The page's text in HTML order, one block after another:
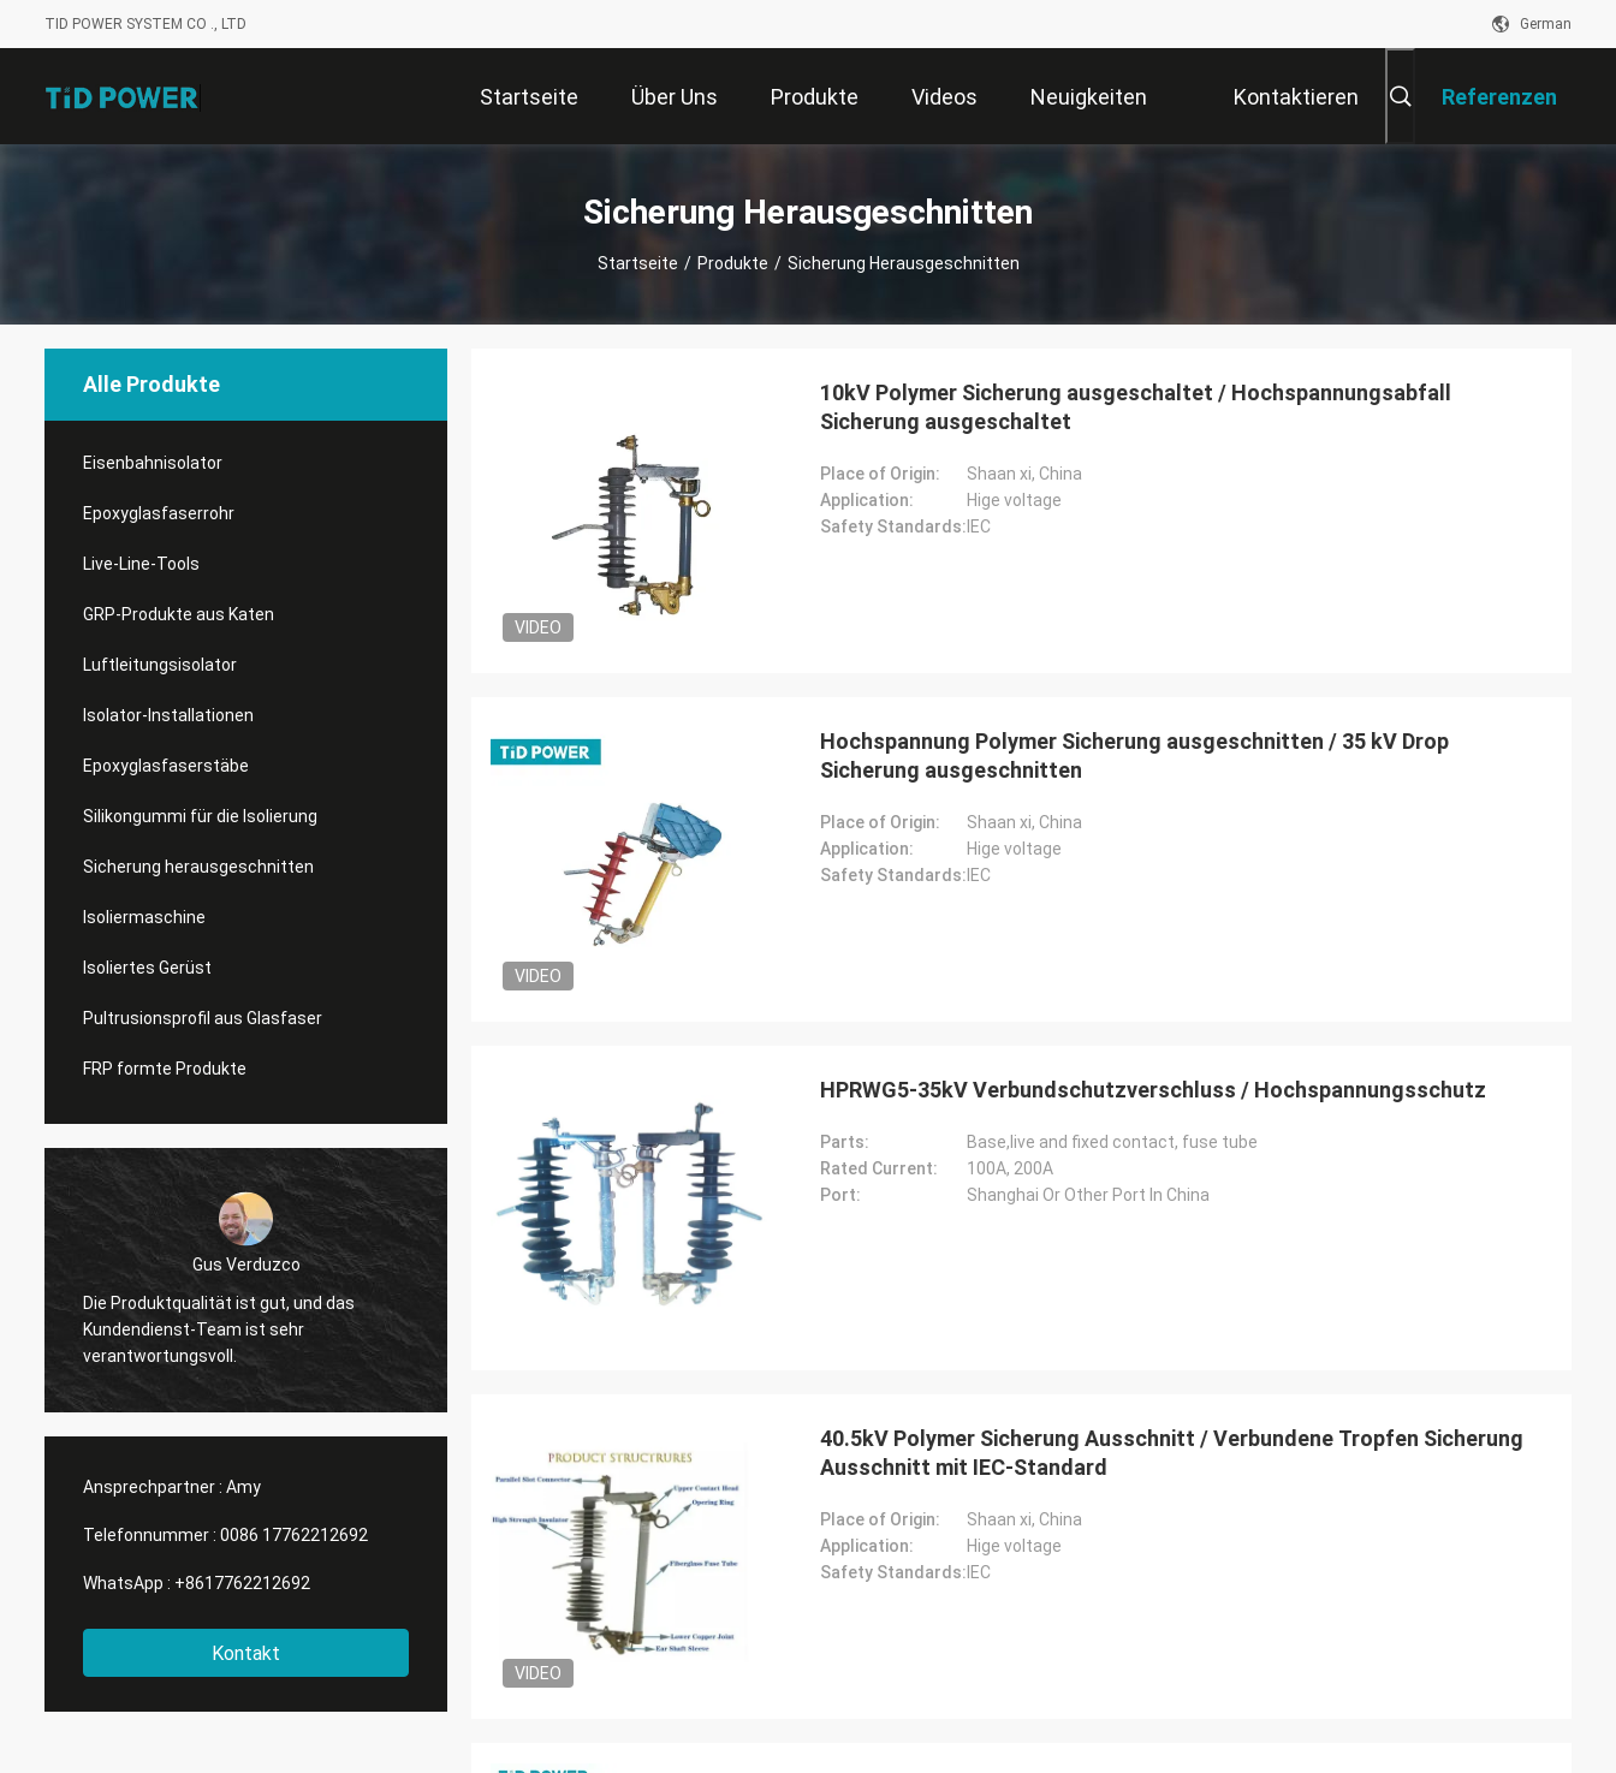
TID POWER SYSTEM CO ., LTD German
Startseite Über Uns Produkte Videos Neuigkeiten Kontaktieren Referenzen
Sicherung Herausgeschnitten
Startseite / Produkte / Sicherung Herausgeschnitten
Alle Produkte
Eisenbahnisolator
Epoxyglasfaserrohr
Live-Line-Tools
GRP-Produkte aus Katen
Luftleitungsisolator
Isolator-Installationen
Epoxyglasfaserstäbe
Silikongummi für die Isolierung
Sicherung herausgeschnitten
Isoliermaschine
Isoliertes Gerüst
Pultrusionsprofil aus Glasfaser
FRP formte Produkte
Gus Verduzco
Die Produktqualität ist gut, und das
Kundendienst-Team ist sehr
verantwortungsvoll.
Edson Polli Junior
Ansprechpartner : Amy
Telefonnummer : 0086 17762212692
WhatsApp : +8617762212692
Kontakt
VIDEO
10kV Polymer Sicherung ausgeschaltet / Hochspannungsabfall
Sicherung ausgeschaltet
Place of Origin:
Shaan xi, China
Application:
Hige voltage
Safety Standards: IEC
VIDEO
Hochspannung Polymer Sicherung ausgeschnitten / 35 kV Drop
Sicherung ausgeschnitten
Place of Origin:
Shaan xi, China
Application:
Hige voltage
Safety Standards: IEC
HPRWG5-35kV Verbundschutzverschluss / Hochspannungsschutz
Parts:
Base,live and fixed contact, fuse tube
Rated Current:
100A, 200A
Port:
Shanghai Or Other Port In China
VIDEO
40.5kV Polymer Sicherung Ausschnitt / Verbundene Tropfen Sicherung
Ausschnitt mit IEC-Standard
Place of Origin:
Shaan xi, China
Application:
Hige voltage
Safety Standards: IEC